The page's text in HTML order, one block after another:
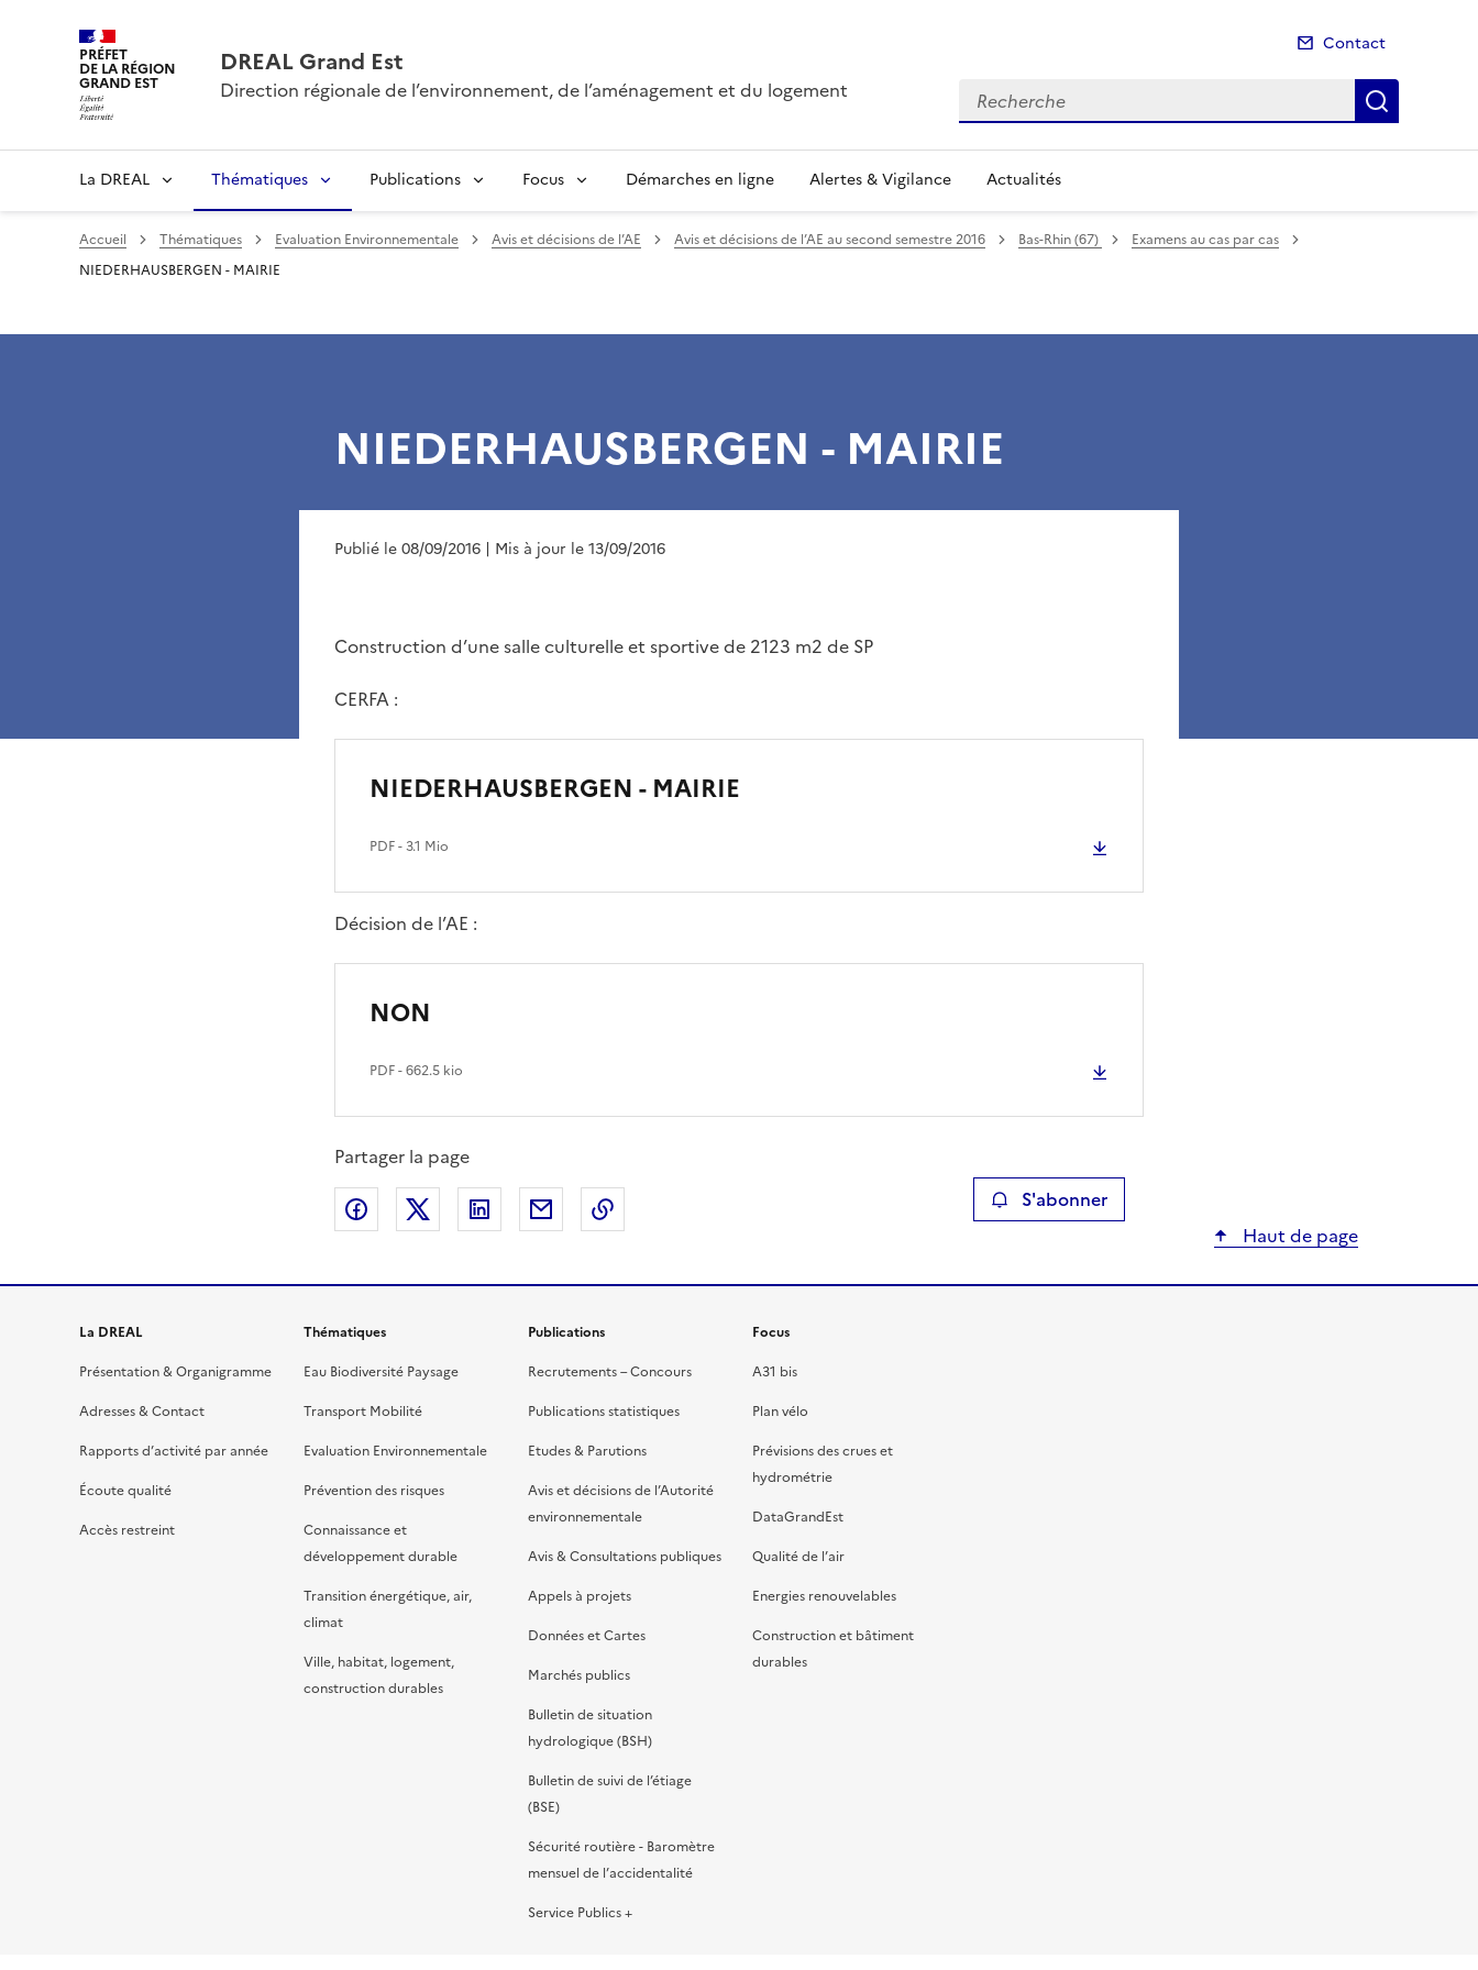
PRÉFET
DE LA RÉGION
GRAND EST
DREAL Grand Est
Direction régionale de l’environnement, de l’aménagement et du logement
Contact
Recherche
La DREAL Thématiques Publications Focus Démarches en ligne Alertes & Vigilance Actualités
Accueil Thématiques Evaluation Environnementale Avis et décisions de l’AE Avis et décisions de l’AE au second semestre 2016 Bas-Rhin (67)
Examens au cas par cas
NIEDERHAUSBERGEN - MAIRIE
NIEDERHAUSBERGEN - MAIRIE
Publié le 08/09/2016 | Mis à jour le 13/09/2016
Construction d’une salle culturelle et sportive de 2123 m2 de SP
CERFA :
NIEDERHAUSBERGEN - MAIRIE
PDF- 3.1 Mio
Décision de l’AE :
NON
PDF- 662.5 kio
Partager la page
Partager sur Facebook
Partager sur XPartager sur LinkedIn
Partager par emailCopier le lien de la page dans le presse-papier S'abonner
Haut de page
La DREAL
Présentation & Organigramme
Adresses & Contact
Rapports d’activité par année
Écoute qualité
Accès restreint
Thématiques
Eau Biodiversité Paysage
Transport Mobilité
Evaluation Environnementale
Prévention des risques
Connaissance et
développement durable
Transition énergétique, air,
climat
Ville, habitat, logement,
construction durables
Publications
Recrutements – Concours
Publications statistiques
Etudes & Parutions
Avis et décisions de l’Autorité
environnementale
Avis & Consultations publiques
Appels à projets
Données et Cartes
Marchés publics
Bulletin de situation
hydrologique (BSH)
Bulletin de suivi de l’étiage
(BSE)
Sécurité routière - Baromètre
mensuel de l’accidentalité
Service Publics +
Focus
A31 bis
Plan vélo
Prévisions des crues et
hydrométrie
DataGrandEst
Qualité de l’air
Energies renouvelables
Construction et bâtiment
durables